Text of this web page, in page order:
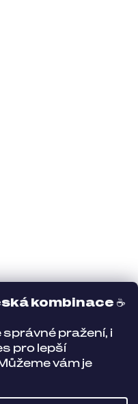
kombinace ☕
pražení, i
pro lepší
vám je